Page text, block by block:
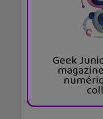
Geek